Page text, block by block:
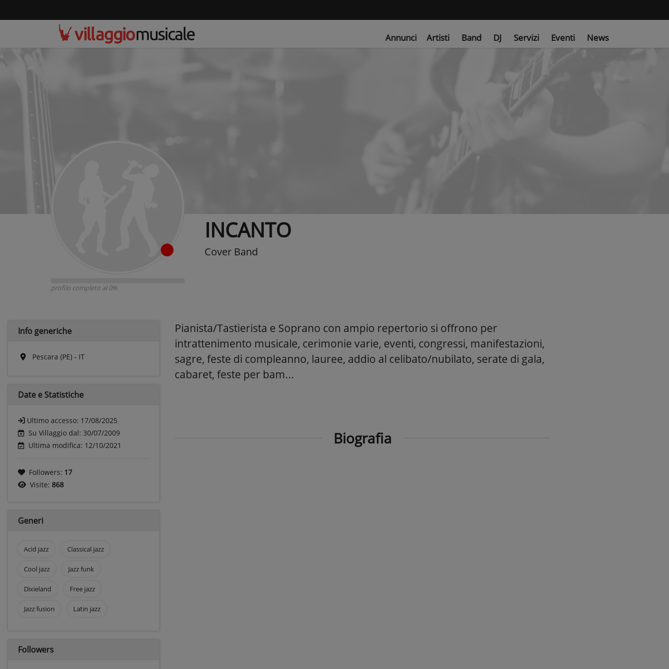
Annunci Artisti Band DJ Servizi Eventi News
profilo completo al 0%
INCANTO
Cover Band
Info generiche
Pescara (PE) - IT
Date e Statistiche
Ultimo accesso: 17/08/2025
Su Villaggio dal: 30/07/2009
Ultima modifica: 12/10/2021
Followers: 17
Visite: 868
Generi
Acid jazz Classical jazz
Cool jazz Jazz funk
Dixieland Free jazz
Jazz fusion Latin jazz
Followers
Pianista/Tastierista e Soprano con ampio repertorio si offrono per
intrattenimento musicale, cerimonie varie, eventi, congressi, manifestazioni,
sagre, feste di compleanno, lauree, addio al celibato/nubilato, serate di gala,
cabaret, feste per bam...
Biografia